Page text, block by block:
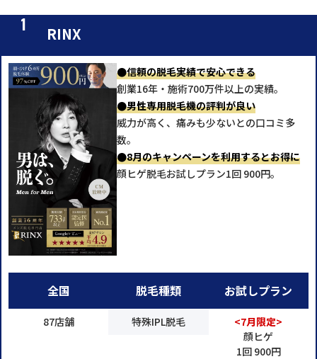
RINX
●信頼の脱毛実績で安心できる
創業16年・施術700万件以上の実績。
●男性専用脱毛機の評判が良い
威力が高く、痛みも少ないとの口コミ多
数。
●8月のキャンペーンを利用するとお得に
顔ヒゲ脱毛お試しプラン1回 900円。
全国
87店舗
脱毛種類
特殊IPL脱毛
お試しプラン
<7月限定>
顔ヒゲ
1回 900円